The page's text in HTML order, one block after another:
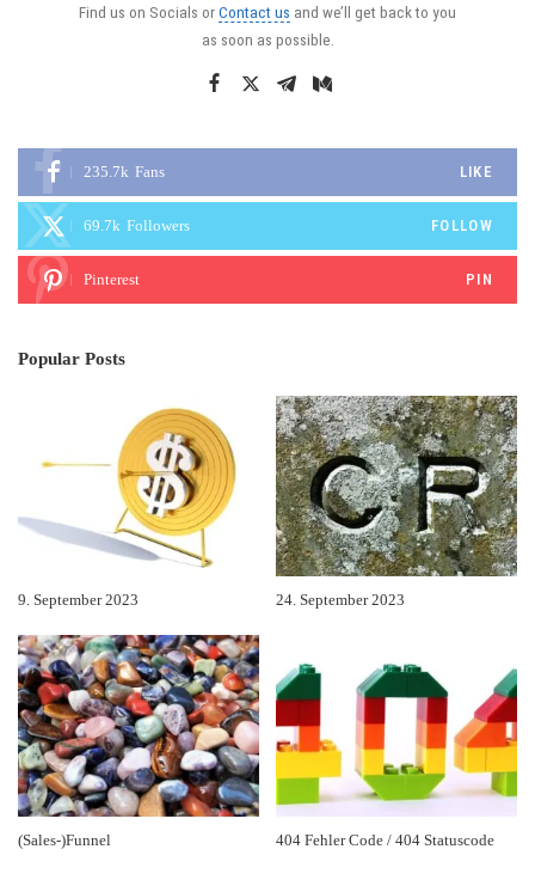
Find us on Socials orContact us and we’ll get back to you
as soon as possible.
235.7k Fans LIKE
69.7k Followers FOLLOW
Pinterest PIN
Popular Posts
9. September 2023 24. September 2023
(Sales-)Funnel 404 Fehler Code / 404 Statuscode